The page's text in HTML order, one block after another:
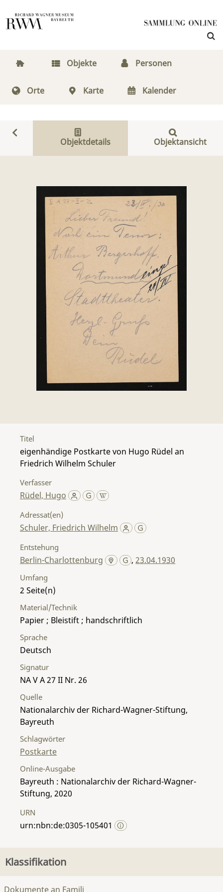
Objekte Personen
Orte Karte Kalender
Objektdetails Objektansicht
Titel
eigenhändige Postkarte von Hugo Rüdel an
Friedrich Wilhelm Schuler
Verfasser
Rüdel, Hugo
Adressat(en)
Schuler, Friedrich Wilhelm
Entstehung
Berlin-Charlottenburg ,23.04.1930
Umfang
2
Material/Technik
Papier ; Bleistift ; handschriftlich
Sprache
Deutsch
Signatur
NA V A 27 II Nr. 26
Quelle
Nationalarchiv der Richard-Wagner-Stiftung,
Bayreuth
Schlagwörter
Postkarte
Online-Ausgabe
Bayreuth : Nationalarchiv der Richard-Wagner-
Stiftung, 2020
URN
urn:nbn:de:0305-105401
Klassifikation
Dokumente an Famili